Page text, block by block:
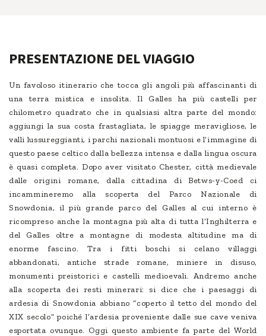
PRESENTAZIONE DEL VIAGGIO
Un favoloso itinerario che tocca gli angoli più affascinanti di
una terra mistica e insolita. Il Galles ha più castelli per
chilometro quadrato che in qualsiasi altra parte del mondo:
aggiungi la sua costa frastagliata, le spiagge meravigliose, le
valli lussureggianti, i parchi nazionali montuosi e l’immagine di
questo paese celtico dalla bellezza intensa e dalla lingua oscura
è quasi completa. Dopo aver visitato Chester, città medievale
dalle origini romane, dalla cittadina di Betws-y-Coed ci
incammineremo alla scoperta del Parco Nazionale di
Snowdonia, il più grande parco del Galles al cui interno è
ricompreso anche la montagna più alta di tutta l’Inghilterra e
del Galles oltre a montagne di modesta altitudine ma di
enorme fascino. Tra i fitti boschi si celano villaggi
abbandonati, antiche strade romane, miniere in disuso,
monumenti preistorici e castelli medioevali. Andremo anche
alla scoperta dei resti minerari: si dice che i paesaggi di
ardesia di Snowdonia abbiano “coperto il tetto del mondo del
XIX secolo” poiché l’ardesia proveniente dalle sue cave veniva
esportata ovunque. Oggi questo ambiente fa parte del World